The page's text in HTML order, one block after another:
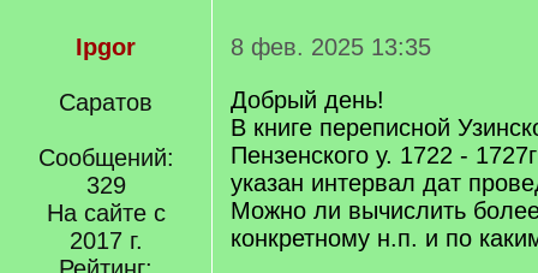
Ipgor
Саратов
Сообщений:
329
На сайте с
2017 г.
8 фев. 2025 13:35
Добрый день!
В книге переписной
Пензенского у. 1722 -
указан интервал дат
Можно ли вычислить
конкретному н.п. и по